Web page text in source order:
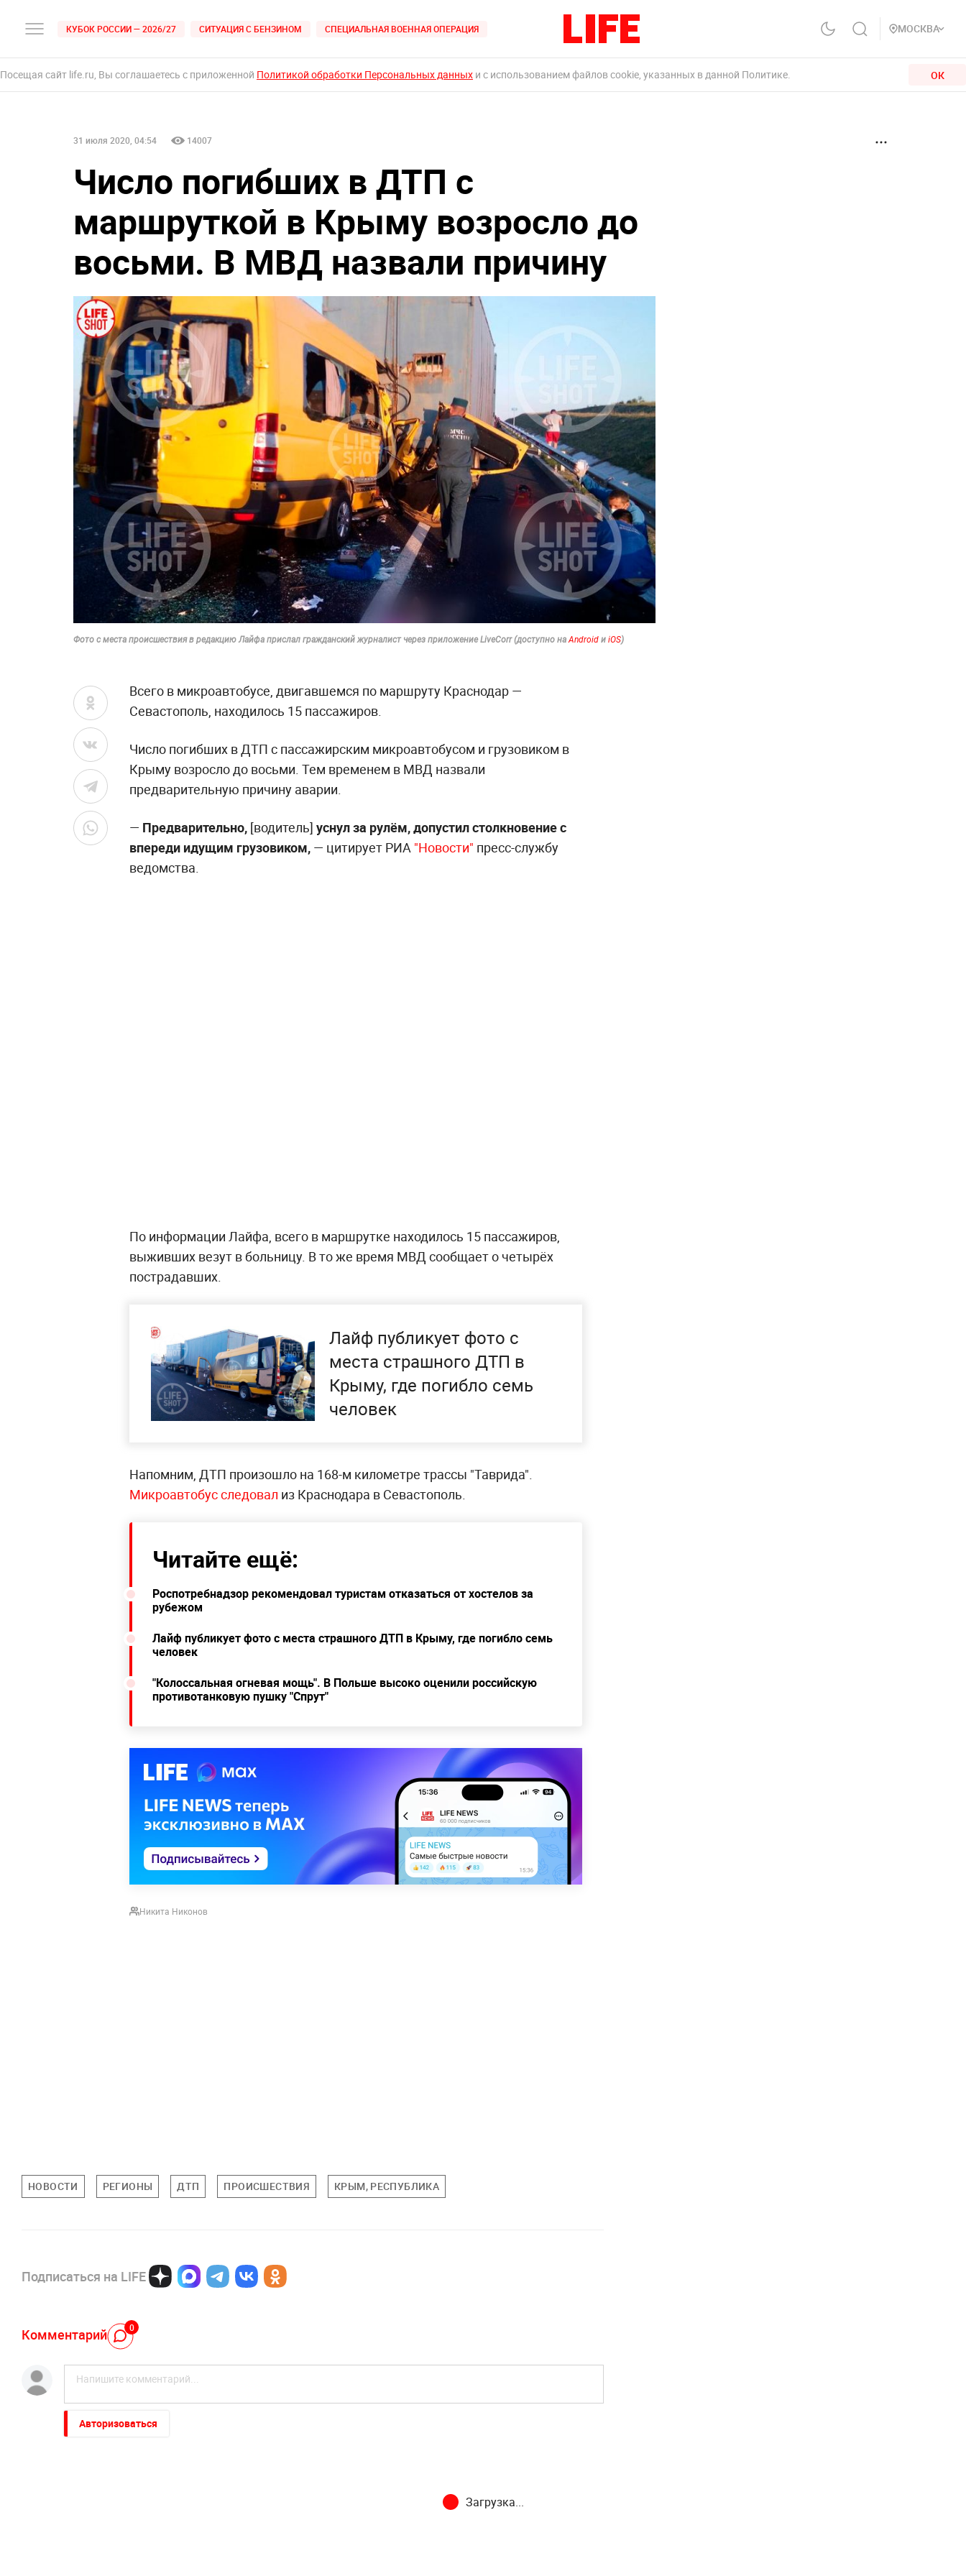
КУБОК РОССИИ — 2026/27 СИТУАЦИЯ С БЕНЗИНОМ СПЕЦИАЛЬНАЯ ВОЕННАЯ ОПЕРАЦИЯ МОСКВА
Посещая сайт life.ru, Вы соглашаетесь с приложенной Политикой обработки Персональных данных и с использованием файлов cookie, указанных в данной Политике. ОК
31 июля 2020, 04:54 14007
Число погибших в ДТП с
маршруткой в Крыму возросло до
восьми. В МВД назвали причину
Фото с места происшествия в редакцию Лайфа прислал гражданский журналист через приложение LiveCorr (доступно на Android и iOS)
Всего в микроавтобусе, двигавшемся по маршруту Краснодар —
Севастополь, находилось 15 пассажиров.
Число погибших в ДТП с пассажирским микроавтобусом и грузовиком в
Крыму возросло до восьми. Тем временем в МВД назвали
предварительную причину аварии.
— Предварительно, [водитель] уснул за рулём, допустил столкновение с
впереди идущим грузовиком, — цитирует РИА "Новости" пресс-службу
ведомства.
По информации Лайфа, всего в маршрутке находилось 15 пассажиров,
выживших везут в больницу. В то же время МВД сообщает о четырёх
пострадавших.
Лайф публикует фото с
места страшного ДТП в
Крыму, где погибло семь
человек
Напомним, ДТП произошло на 168-м километре трассы "Таврида".
Микроавтобус следовал из Краснодара в Севастополь.
Читайте ещё:
Роспотребнадзор рекомендовал туристам отказаться от хостелов за
рубежом
Лайф публикует фото с места страшного ДТП в Крыму, где погибло семь
человек
"Колоссальная огневая мощь". В Польше высоко оценили российскую
противотанковую пушку "Спрут"
Никита Никонов
НОВОСТИ РЕГИОНЫ ДТП ПРОИСШЕСТВИЯ КРЫМ, РЕСПУБЛИКА
Подписаться на LIFE
Комментарий 0
Авторизоваться
Загрузка...